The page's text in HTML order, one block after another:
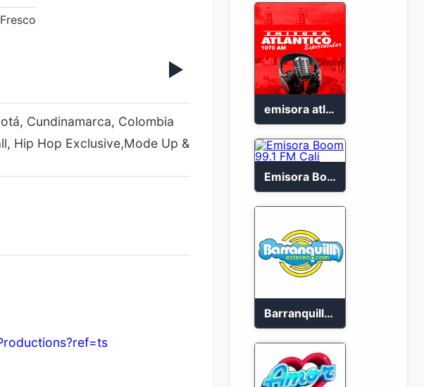
Cundinamarca, Colombia
Hip Hop Exclusive,Mode Up &
emisora atlantico en vivo
Emisora Boom 99.1 FM Cali
Barranquilla Estéreo En Vivo 2023